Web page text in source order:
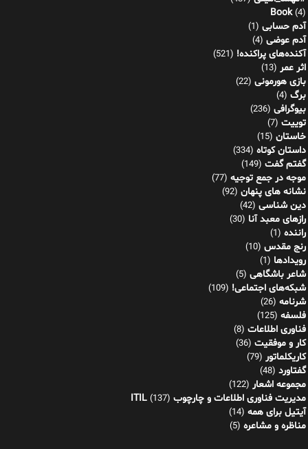
Book(4)
آدم حسابی (1)
آدم عوضی (4)
آکنده‌های پراکنده! (521)
اثر عمر (13)
بازی هورمونی (22)
برگ (4)
بیوگرافی (236)
توییت (7)
خاستان (15)
داستان کوتاه (334)
گفتم گفت (149)
موجه در جمع توجیه (77)
نشانه های پنهان (92)
دین شناسی (42)
رازهای معبد آنا (30)
راننده (1)
رنج مقدس (10)
رویدادها (1)
شاعر باشگاهی (5)
شبکه‌های اجتماعی! (109)
شرنامه (26)
فلسفه (125)
فناوری اطلاعات (8)
کار و موفقیت (36)
کاریکلماتور (79)
گفتاورد (48)
مجموعه اشعار (122)
مدیریت فناوری اطلاعات و چارچوب ITIL (137)
آیتیل برای همه (14)
مناظره و مشاعره (5)